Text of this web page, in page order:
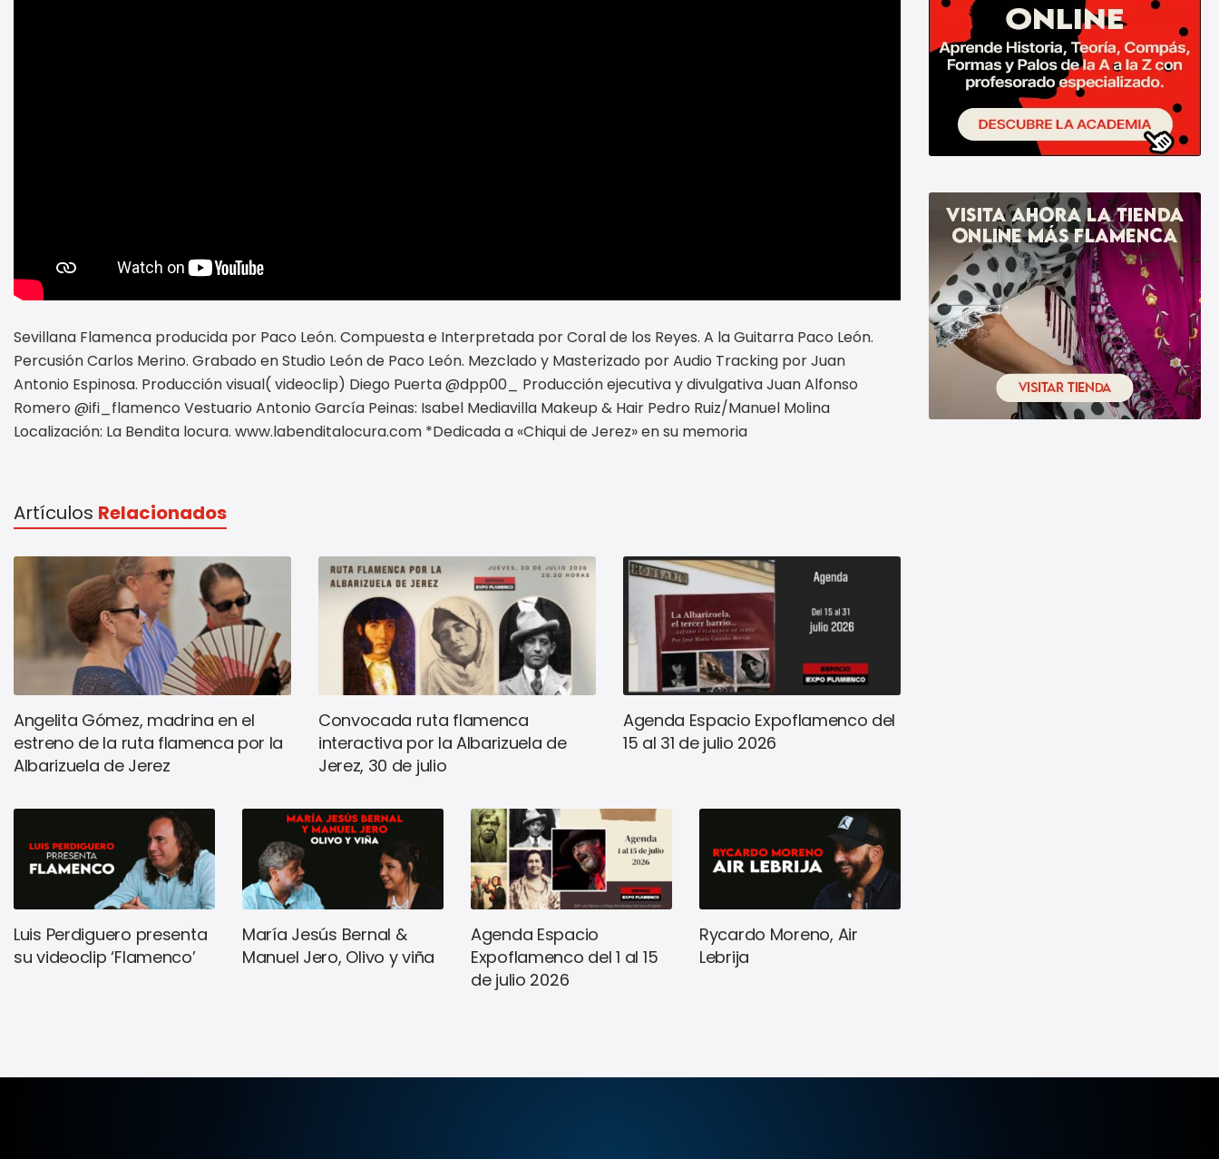
Sevillana Flamenca producida por Paco León. Compuesta e Interpretada por Coral de los Reyes. A la Guitarra Paco León.
Percusión Carlos Merino. Grabado en Studio León de Paco León. Mezclado y Masterizado por Audio Tracking por Juan
Antonio Espinosa. Producción visual( videoclip) Diego Puerta @dpp00_ Producción ejecutiva y divulgativa Juan Alfonso
Romero @ifi_flamenco Vestuario Antonio García Peinas: Isabel Mediavilla Makeup & Hair Pedro Ruiz/Manuel Molina
Localización: La Bendita locura. www.labenditalocura.com *Dedicada a «Chiqui de Jerez» en su memoria
Artículos Relacionados
Angelita Gómez, madrina en el
estreno de la ruta flamenca por la
Albarizuela de Jerez
Convocada ruta flamenca
interactiva por la Albarizuela de
Jerez, 30 de julio
Agenda Espacio Expoflamenco del
15 al 31 de julio 2026
Luis Perdiguero presenta
su videoclip ‘Flamenco’
María Jesús Bernal &
Manuel Jero, Olivo y viña
Agenda Espacio
Expoflamenco del 1 al 15
de julio 2026
Rycardo Moreno, Air
Lebrija